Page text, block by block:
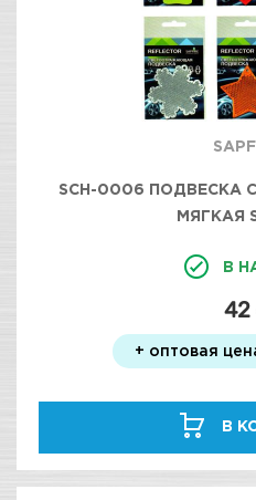
SCH-0006
МЯГКАЯ
В
42
+ оптовая
В